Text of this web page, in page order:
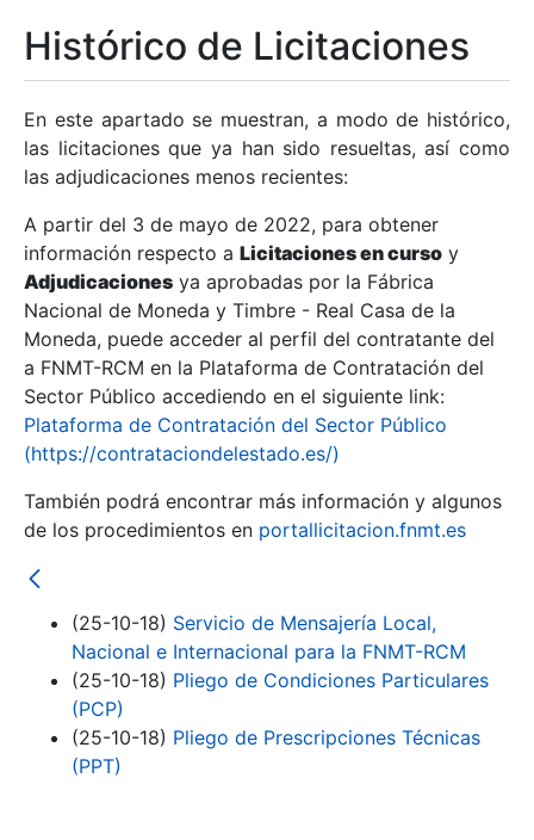
Mostrar/Ocultar
Mostrar/Ocultar
Mostrar/Ocultar
Histórico de Licitaciones
En este apartado se muestran, a modo de histórico,
las licitaciones que ya han sido resueltas, así como
las adjudicaciones menos recientes:
A partir del 3 de mayo de 2022, para obtener
información respecto a Licitaciones en curso y
Adjudicaciones ya aprobadas por la Fábrica
Nacional de Moneda y Timbre - Real Casa de la
Moneda, puede acceder al perfil del contratante del
a FNMT-RCM en la Plataforma de Contratación del
Sector Público accediendo en el siguiente link:
Plataforma de Contratación del Sector Público
(https://contrataciondelestado.es/)
También podrá encontrar más información y algunos
de los procedimientos en portallicitacion.fnmt.es
(25-10-18) Servicio de Mensajería Local,
Nacional e Internacional para la FNMT-RCM
(25-10-18) Pliego de Condiciones Particulares
(PCP)
(25-10-18) Pliego de Prescripciones Técnicas
(PPT)